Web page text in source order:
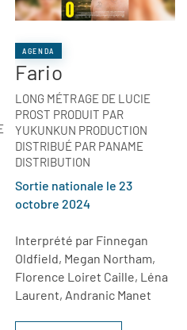
AGENDA
Fario
LONG MÉTRAGE DE LUCIE
PROST PRODUIT PAR
YUKUNKUN PRODUCTION
DISTRIBUÉ PAR PANAME
DISTRIBUTION
Sortie nationale le 23
octobre 2024
Interprété par Finnegan
Oldfield, Megan Northam,
Florence Loiret Caille, Léna
Laurent, Andranic Manet